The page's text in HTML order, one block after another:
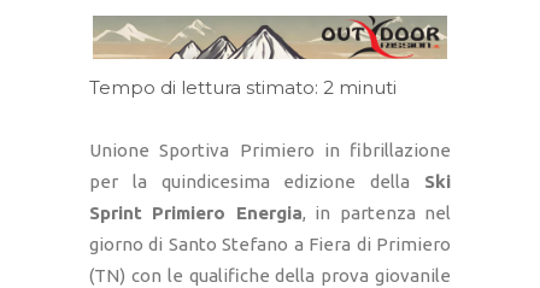
Tempo di lettura stimato: 2 minuti
Unione Sportiva Primiero in fibrillazione
per la quindicesima edizione della Ski
Sprint Primiero Energia, in partenza nel
giorno di Santo Stefano a Fiera di Primiero
(TN) con le qualifiche della prova giovanile